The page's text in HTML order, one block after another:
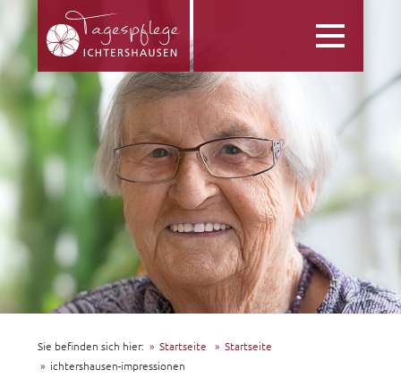
Toggle
Sie befinden sich hier: Startseite
Startseite
ichtershausen-impressionen